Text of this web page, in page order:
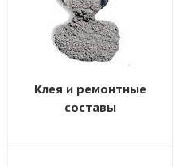
Клея и ремонтные
составы